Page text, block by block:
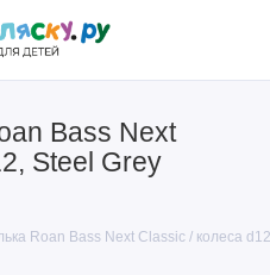
Bass Next
Steel Grey
Roan Bass Next Classic / колеса